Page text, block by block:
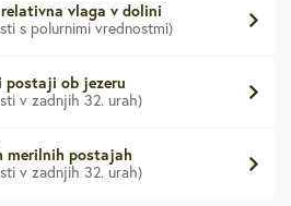
vlaga v dolini
s polurnimi vrednostmi)
postaji ob jezeru
v zadnjih 32. urah)
merilnih postajah
v zadnjih 32. urah)